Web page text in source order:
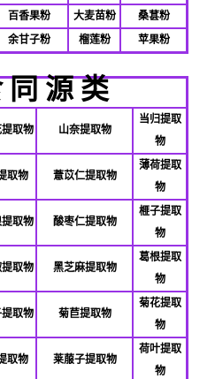
百香果粉 大麦苗粉
桑葚粉
余甘子粉 榴莲粉 苹果粉
同 源 类
取物 山奈提取物
当归提取
物
取物 薏苡仁提取物
薄荷提取
物
提取物 酸枣仁提取物
榧子提取
物
取物 黑芝麻提取物
葛根提取
物
取物 菊苣提取物
菊花提取
物
取物 莱菔子提取物
荷叶提取
物